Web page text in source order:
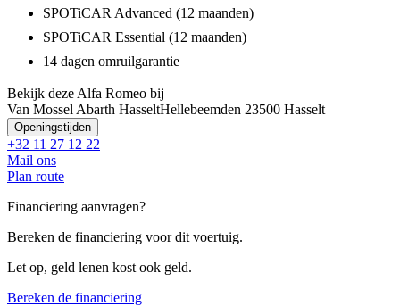
SPOTiCAR Advanced (12 maanden)
SPOTiCAR Essential (12 maanden)
14 dagen omruilgarantie
Bekijk deze Alfa Romeo bij
Van Mossel Abarth HasseltHellebeemden 23500 Hasselt
Openingstijden
+32 11 27 12 22
Mail ons
Plan route
Financiering aanvragen?
Bereken de financiering voor dit voertuig.
Let op, geld lenen kost ook geld.
Bereken de financiering